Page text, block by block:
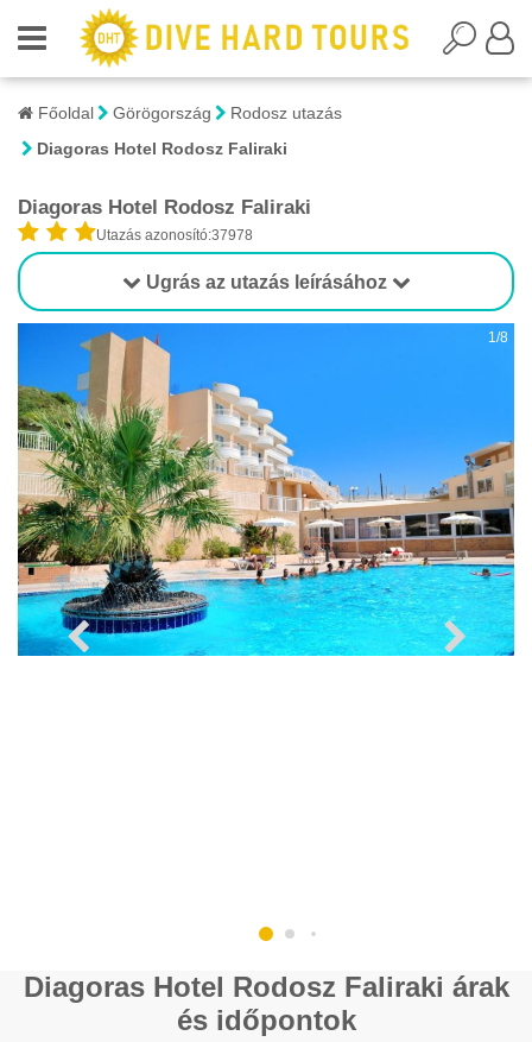
Főoldal Görögország
Rodosz utazás
Diagoras Hotel Rodosz Faliraki
Diagoras Hotel Rodosz Faliraki
Utazás azonosító:37978
Ugrás az utazás leírásához
1/8
Diagoras Hotel Rodosz Faliraki árak
és időpontok